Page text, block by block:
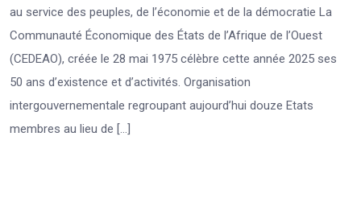
au service des peuples, de l’économie et de la démocratie La
Communauté Économique des États de l’Afrique de l’Ouest
(CEDEAO), créée le 28 mai 1975 célèbre cette année 2025 ses
50 ans d’existence et d’activités. Organisation
intergouvernementale regroupant aujourd’hui douze Etats
membres au lieu de […]